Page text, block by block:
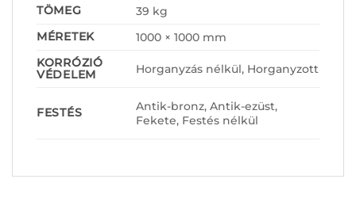
TÖMEG
39 kg
MÉRETEK
1000 × 1000 mm
KORRÓZIÓ
VÉDELEM
Horganyzás nélkül, Horganyzott
FESTÉS
Antik-bronz, Antik-ezüst,
Fekete, Festés nélkül